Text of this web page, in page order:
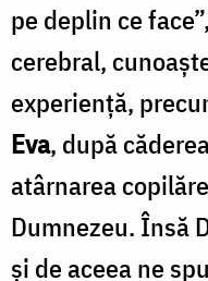
pe deplin ce
cerebral,
experiență,
Eva, după
atârnarea
Dumnezeu. Însă
și de aceea ne